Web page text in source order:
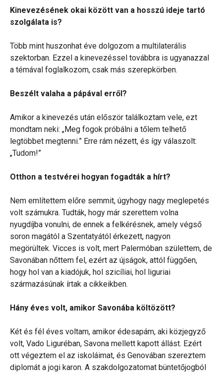
Kinevezésének okai között van a hosszú ideje tartó
szolgálata is?
Több mint huszonhat éve dolgozom a multilaterális
szektorban. Ezzel a kinevezéssel továbbra is ugyanazzal
a témával foglalkozom, csak más szerepkörben.
Beszélt valaha a pápával erről?
Amikor a kinevezés után először találkoztam vele, ezt
mondtam neki: „Meg fogok próbálni a tőlem telhető
legtöbbet megtenni.” Erre rám nézett, és így válaszolt:
„Tudom!”
Otthon a testvérei hogyan fogadták a hírt?
Nem említettem előre semmit, úgyhogy nagy meglepetés
volt számukra. Tudták, hogy már szerettem volna
nyugdíjba vonulni, de ennek a felkérésnek, amely végső
soron magától a Szentatyától érkezett, nagyon
megörültek. Vicces is volt, mert Palermóban születtem, de
Savonában nőttem fel, ezért az újságok, attól függően,
hogy hol van a kiadójuk, hol szicíliai, hol liguriai
származásúnak írtak a cikkeikben.
Hány éves volt, amikor Savonába költözött?
Két és fél éves voltam, amikor édesapám, aki közjegyző
volt, Vado Liguréban, Savona mellett kapott állást. Ezért
ott végeztem el az iskoláimat, és Genovában szereztem
diplomát a jogi karon. A szakdolgozatomat büntetőjogból